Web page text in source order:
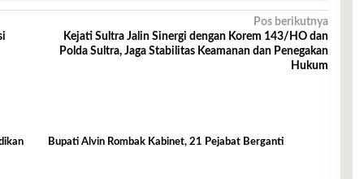
Pos berikutnya
Kejati Sultra Jalin Sinergi dengan Korem 143/HO dan
Polda Sultra, Jaga Stabilitas Keamanan dan Penegakan
Hukum
Bupati Alvin Rombak Kabinet, 21 Pejabat Berganti